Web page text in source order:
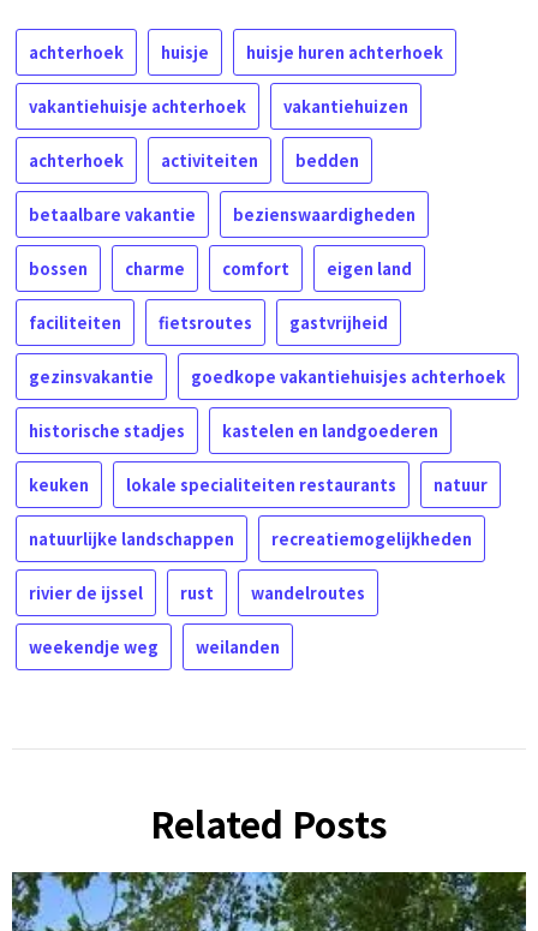
achterhoek huisje huisje huren achterhoek
vakantiehuisje achterhoek vakantiehuizen
achterhoek activiteiten bedden
betaalbare vakantie bezienswaardigheden
bossen charme comfort eigen land
faciliteiten fietsroutes gastvrijheid
gezinsvakantie goedkope vakantiehuisjes achterhoek
historische stadjes kastelen en landgoederen
keuken lokale specialiteiten restaurants natuur
natuurlijke landschappen recreatiemogelijkheden
rivier de ijssel rust wandelroutes
weekendje weg weilanden
Related Posts